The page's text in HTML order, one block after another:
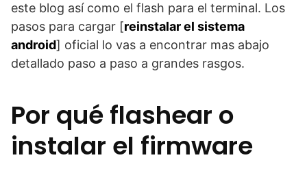
este blog así como el flash para el terminal. Los
pasos para cargar [reinstalar el sistema
android] oficial lo vas a encontrar mas abajo
detallado paso a paso a grandes rasgos.
Por qué flashear o
instalar el firmware